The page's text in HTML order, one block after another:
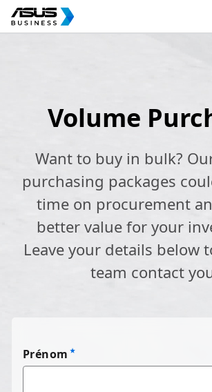
Volume
Want to buy in bulk?
purchasing packages
time on procurement
better value for your
Leave your details below
team contact
Prénom